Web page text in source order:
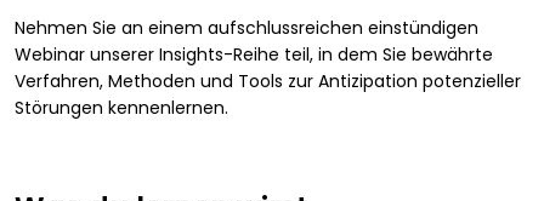
Nehmen Sie an einem aufschlussreichen einstündigen
Webinar unserer Insights-Reihe teil, in dem Sie bewährte
Verfahren, Methoden und Tools zur Antizipation potenzieller
Störungen kennenlernen.